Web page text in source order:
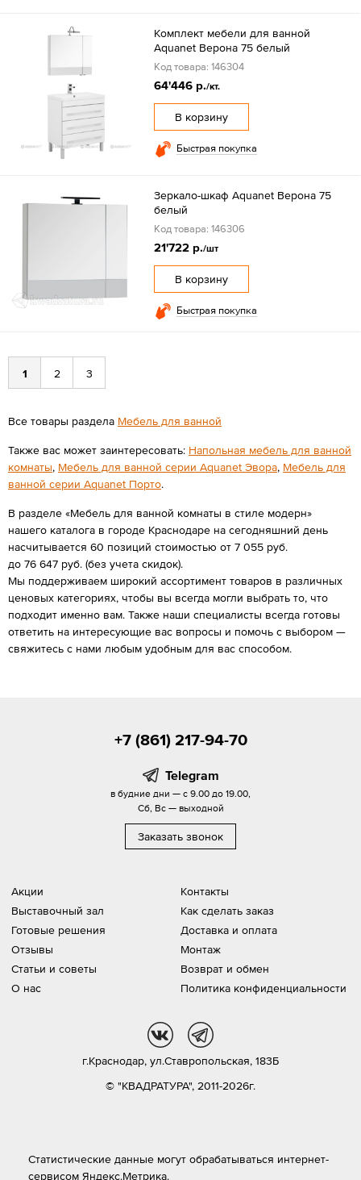
Комплект мебели для ванной
Aquanet Верона 75 белый
Код товара: 146304
64'446 р./кт.
В корзину
Быстрая покупка
Зеркало-шкаф Aquanet Верона 75
белый
Код товара: 146306
21'722 р./шт
В корзину
Быстрая покупка
1 2 3
Все товары раздела Мебель для ванной
Также вас может заинтересовать: Напольная мебель для ванной
комнаты, Мебель для ванной серии Aquanet Эвора, Мебель для
ванной серии Aquanet Порто.
В разделе «Мебель для ванной комнаты в стиле модерн»
нашего каталога в городе Краснодаре на сегодняшний день
насчитывается 60 позиций стоимостью от 7 055 руб.
до 76 647 руб. (без учета скидок).
Мы поддерживаем широкий ассортимент товаров в различных
ценовых категориях, чтобы вы всегда могли выбрать то, что
подходит именно вам. Также наши специалисты всегда готовы
ответить на интересующие вас вопросы и помочь с выбором —
свяжитесь с нами любым удобным для вас способом.
Акции
Выставочный зал
Готовые решения
Отзывы
Статьи и советы
О нас
Контакты
Как сделать заказ
Доставка и оплата
Монтаж
Возврат и обмен
Политика конфиденциальности
+7 (861) 217-94-70
Telegram
в будние дни — с 9.00 до 19.00,
Сб, Вс — выходной
Заказать звонок
© "КВАДРАТУРА", 2011-2026г.
г.Краснодар, ул.Ставропольская, 183Б
vk
Статистические данные могут обрабатываться интернет-
сервисом Яндекс.Метрика.